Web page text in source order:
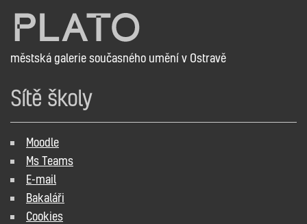
městská galerie současného umění v Ostravě
Sítě školy
Moodle
Ms Teams
E-mail
Bakaláři
Cookies